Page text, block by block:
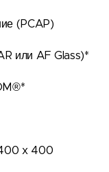
(PCAP)
или AF Glass)*
400 x 400